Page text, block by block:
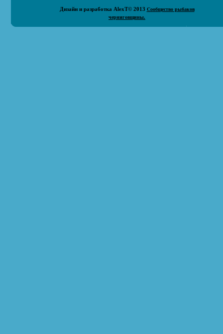
Дизайн и разработка AlexT© 2013 Сообщество рыбаков
черниговщины.